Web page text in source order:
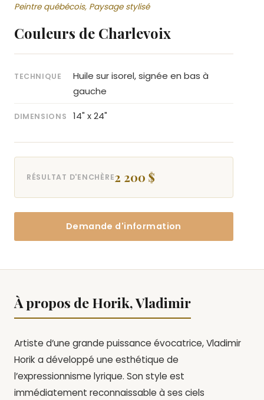
Peintre québécois, Paysage stylisé
Couleurs de Charlevoix
TECHNIQUE
Huile sur isorel, signée en bas à
gauche
DIMENSIONS 14" x 24"
RÉSULTAT D'ENCHÈRE2 200 $
Demande d'information
À propos de Horik, Vladimir
Artiste d’une grande puissance évocatrice, Vladimir
Horik a développé une esthétique de
l’expressionnisme lyrique. Son style est
immédiatement reconnaissable à ses ciels